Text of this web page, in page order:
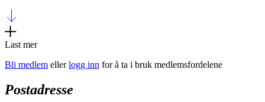
Last mer
Bli medlem ellerlogg inn for å ta i bruk medlemsfordelene
Postadresse